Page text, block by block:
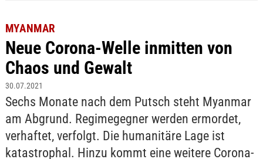
MYANMAR
Neue Corona-Welle inmitten von
Chaos und Gewalt
30.07.2021
Sechs Monate nach dem Putsch steht Myanmar
am Abgrund. Regimegegner werden ermordet,
verhaftet, verfolgt. Die humanitäre Lage ist
katastrophal. Hinzu kommt eine weitere Corona-